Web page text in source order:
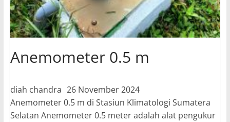
Anemometer 0.5 m
diah chandra 26 November 2024
Anemometer 0.5 m di Stasiun Klimatologi Sumatera
Selatan Anemometer 0.5 meter adalah alat pengukur